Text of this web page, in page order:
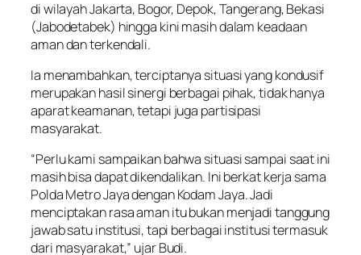
di wilayah Jakarta, Bogor, Depok, Tangerang, Bekasi
(Jabodetabek) hingga kini masih dalam keadaan
aman dan terkendali.
Ia menambahkan, terciptanya situasi yang kondusif
merupakan hasil sinergi berbagai pihak, tidak hanya
aparat keamanan, tetapi juga partisipasi
masyarakat.
“Perlu kami sampaikan bahwa situasi sampai saat ini
masih bisa dapat dikendalikan. Ini berkat kerja sama
Polda Metro Jaya dengan Kodam Jaya. Jadi
menciptakan rasa aman itu bukan menjadi tanggung
jawab satu institusi, tapi berbagai institusi termasuk
dari masyarakat,” ujar Budi.